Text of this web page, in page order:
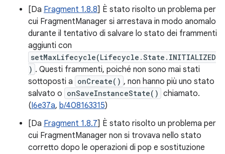
[Da Fragment 1.8.8] È stato risolto un problema per
cui FragmentManager si arrestava in modo anomalo
durante il tentativo di salvare lo stato dei frammenti
aggiunti con
setMaxLifecycle(Lifecycle.State.INITIALIZED
) . Questi frammenti, poiché non sono mai stati
sottoposti a onCreate() , non hanno più uno stato
salvato o onSaveInstanceState() chiamato.
(I6e37a, b/408163315)
[Da Fragment 1.8.7] È stato risolto un problema per
cui FragmentManager non si trovava nello stato
corretto dopo le operazioni di pop e sostituzione